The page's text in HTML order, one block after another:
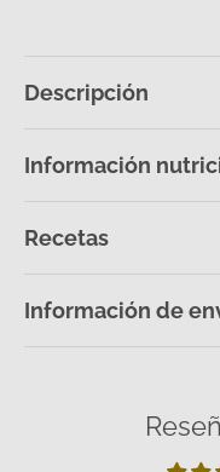
Descripción
Información
Recetas
Información de